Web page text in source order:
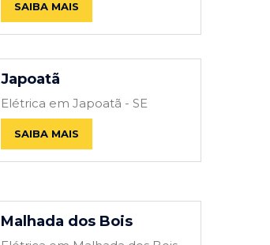
SAIBA MAIS
Japoatã
Elétrica em Japoatã - SE
SAIBA MAIS
Malhada dos Bois